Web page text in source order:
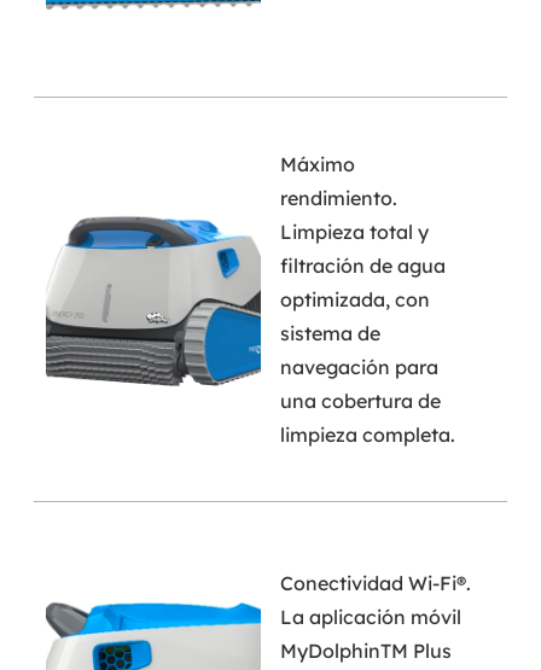
Máximo
rendimiento.
Limpieza total y
filtración de agua
optimizada, con
sistema de
navegación para
una cobertura de
limpieza completa.
Conectividad Wi-Fi®.
La aplicación móvil
MyDolphinTM Plus